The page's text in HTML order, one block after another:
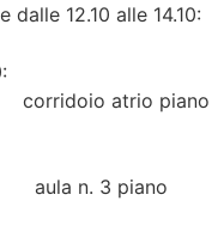
dalle 12.10 alle 14.10:
piano
piano